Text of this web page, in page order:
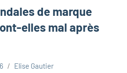
de marque
elles mal après
Elise Gautier